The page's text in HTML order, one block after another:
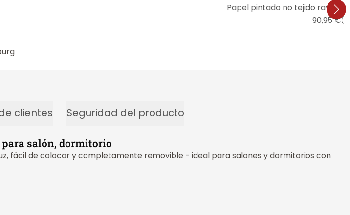
Papel pintado no tejido rayas
90,95 €(
clientes Seguridad del producto
salón, dormitorio
fácil de colocar y completamente removible - ideal para salones y dormitorios con